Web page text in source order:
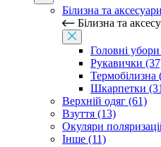
Білизна та
Білизна та
Головні
Рукавички
Термобілизна
Шкарпетки
Верхній одяг (61)
Взуття (13)
Окуляри
Інше (11)